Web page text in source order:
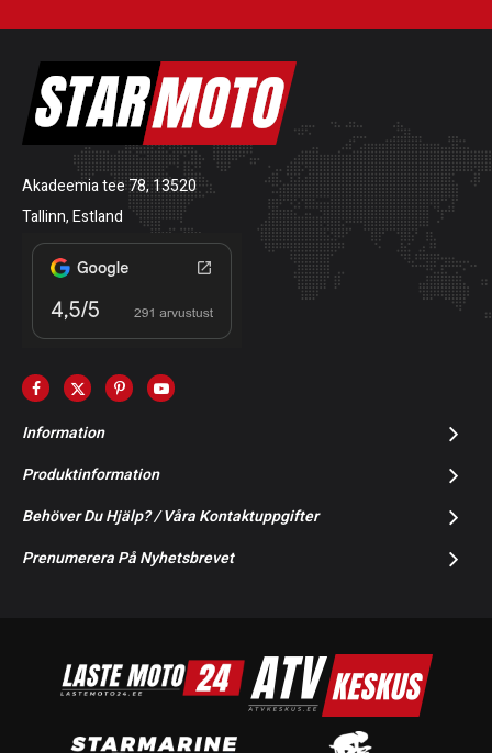
Akadeemia tee 78, 13520
Tallinn, Estland
Information
Produktinformation
Behöver Du Hjälp? / Våra Kontaktuppgifter
Prenumerera På Nyhetsbrevet